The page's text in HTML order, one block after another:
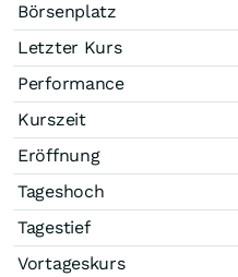
Börsenplatz
Letzter Kurs
Performance
Kurszeit
Eröffnung
Tageshoch
Tagestief
Vortageskurs